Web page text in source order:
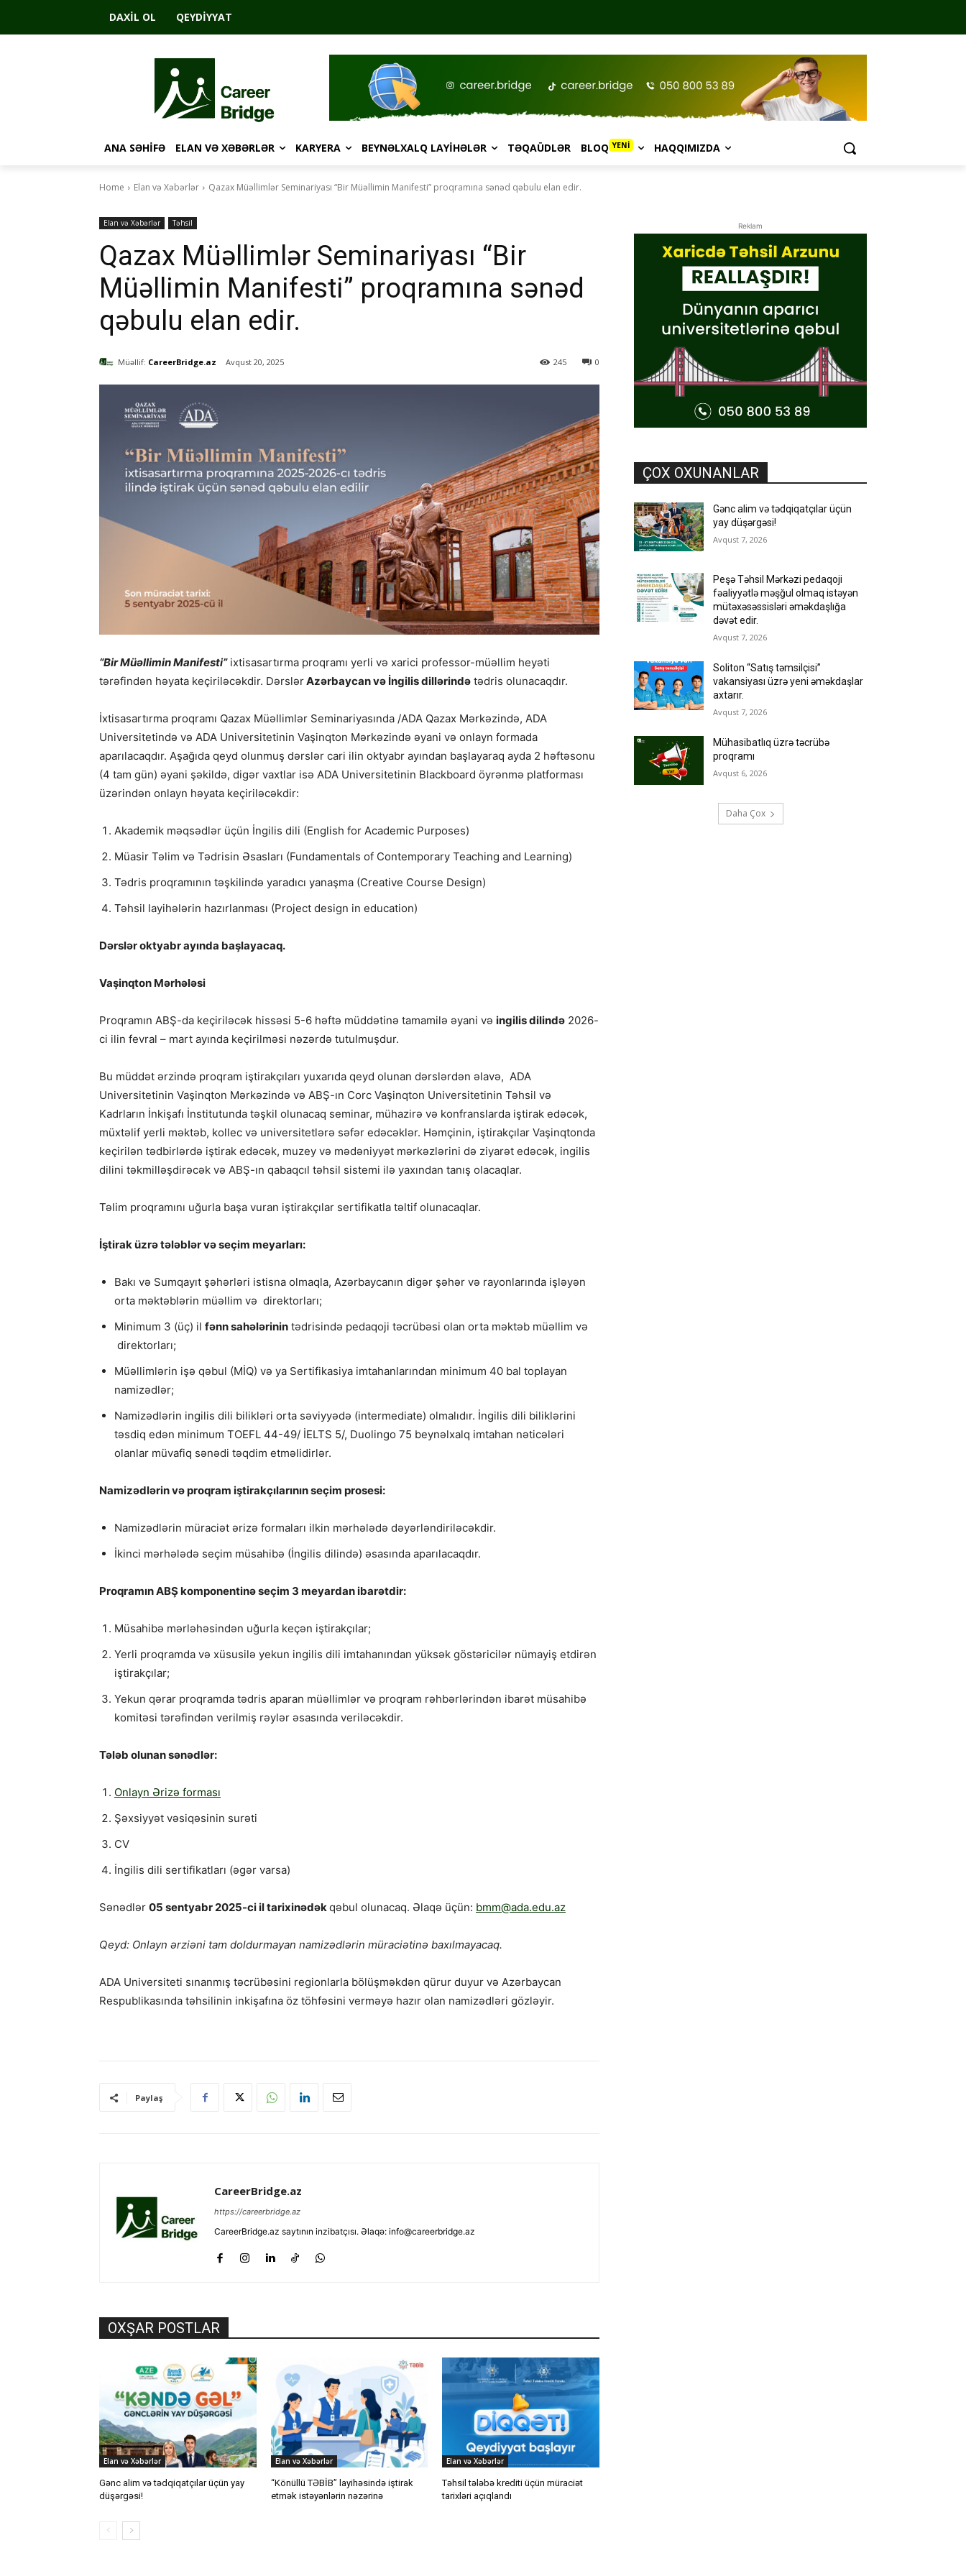
DAXIL OL QEYDIYYAT
ANA SƏHIFƏ ELAN VƏ XƏBƏRLƏR KARYERA BEYNƏLXALQ LAYIHƏLƏR TƏQAÜDLƏR BLOQ YENİ HAQQIMIZDA
Home Elan və Xəbərlər Qazax Müəllimlər Seminariyası “Bir Müəllimin Manifesti” proqramına sənəd qəbulu elan edir.
Elan və Xəbərlər Təhsil
Qazax Müəllimlər Seminariyası “Bir
Müəllimin Manifesti” proqramına sənəd
qəbulu elan edir.
Müəllif: CareerBridge.az Avqust 20, 2025 0
245
“Bir Müəllimin Manifesti”ixtisasartırma proqramı yerli və xarici professor-müəllim heyəti
tərəfindən həyata keçiriləcəkdir. DərslərAzərbaycan və İngilis dillərində tədris olunacaqdır.
İxtisasartırma proqramı Qazax Müəllimlər Seminariyasında /ADA Qazax Mərkəzində, ADA
Universitetində və ADA Universitetinin Vaşinqton Mərkəzində əyani və onlayn formada
aparılacaqdır. Aşağıda qeyd olunmuş dərslər cari ilin oktyabr ayından başlayaraq ayda 2 həftəsonu
(4 tam gün) əyani şəkildə, digər vaxtlar isə ADA Universitetinin Blackboard öyrənmə platforması
üzərindən onlayn həyata keçiriləcəkdir:
Akademik məqsədlər üçün İngilis dili (English for Academic Purposes)
Müasir Təlim və Tədrisin Əsasları (Fundamentals of Contemporary Teaching and Learning)
Tədris proqramının təşkilində yaradıcı yanaşma (Creative Course Design)
Təhsil layihələrin hazırlanması (Project design in education)
Dərslər oktyabr ayında başlayacaq.
Vaşinqton Mərhələsi
Proqramın ABŞ-da keçiriləcək hissəsi 5-6 həftə müddətinə tamamilə əyani və ingilis dilində 2026-
ci ilin fevral – mart ayında keçirilməsi nəzərdə tutulmuşdur.
Bu müddət ərzində proqram iştirakçıları yuxarıda qeyd olunan dərslərdən əlavə, ADA
Universitetinin Vaşinqton Mərkəzində və ABŞ-ın Corc Vaşinqton Universitetinin Təhsil və
Kadrların İnkişafı İnstitutunda təşkil olunacaq seminar, mühazirə və konfranslarda iştirak edəcək,
müxtəlif yerli məktəb, kollec və universitetlərə səfər edəcəklər. Həmçinin, iştirakçılar Vaşinqtonda
keçirilən tədbirlərdə iştirak edəcək, muzey və mədəniyyət mərkəzlərini də ziyarət edəcək, ingilis
dilini təkmilləşdirəcək və ABŞ-ın qabaqcıl təhsil sistemi ilə yaxından tanış olacaqlar.
Təlim proqramını uğurla başa vuran iştirakçılar sertifikatla təltif olunacaqlar.
İştirak üzrə tələblər və seçim meyarları:
Bakı və Sumqayıt şəhərləri istisna olmaqla, Azərbaycanın digər şəhər və rayonlarında işləyən
orta məktəblərin müəllim və direktorları;
Minimum 3 (üç) il fənn sahələrinin tədrisində pedaqoji təcrübəsi olan orta məktəb müəllim və
direktorları;
Müəllimlərin işə qəbul (MİQ) və ya Sertifikasiya imtahanlarından minimum 40 bal toplayan
namizədlər;
Namizədlərin ingilis dili bilikləri orta səviyyədə (intermediate) olmalıdır. İngilis dili biliklərini
təsdiq edən minimum TOEFL 44-49/ İELTS 5/, Duolingo 75 beynəlxalq imtahan nəticələri
olanlar müvafiq sənədi təqdim etməlidirlər.
Namizədlərin və proqram iştirakçılarının seçim prosesi:
Namizədlərin müraciət ərizə formaları ilkin mərhələdə dəyərləndiriləcəkdir.
İkinci mərhələdə seçim müsahibə (İngilis dilində) əsasında aparılacaqdır.
Proqramın ABŞ komponentinə seçim 3 meyardan ibarətdir:
Müsahibə mərləhəsindən uğurla keçən iştirakçılar;
Yerli proqramda və xüsusilə yekun ingilis dili imtahanından yüksək göstəricilər nümayiş etdirən
iştirakçılar;
Yekun qərar proqramda tədris aparan müəllimlər və proqram rəhbərlərindən ibarət müsahibə
komitəsi tərəfindən verilmiş rəylər əsasında veriləcəkdir.
Tələb olunan sənədlər:
Onlayn Ərizə forması
Şəxsiyyət vəsiqəsinin surəti
CV
İngilis dili sertifikatları (əgər varsa)
Sənədlər 05 sentyabr 2025-ci il tarixinədəkqəbul olunacaq. Əlaqə üçün: bmm@ada.edu.az
Qeyd: Onlayn ərziəni tam doldurmayan namizədlərin müraciətinə baxılmayacaq.
ADA Universiteti sınanmış təcrübəsini regionlarla bölüşməkdən qürur duyur və Azərbaycan
Respublikasında təhsilinin inkişafına öz töhfəsini verməyə hazır olan namizədləri gözləyir.
Paylaş
CareerBridge.az
https://careerbridge.az
CareerBridge.az saytının inzibatçısı. Əlaqə: info@careerbridge.az
OXŞAR POSTLAR
Elan və Xəbərlər
Gənc alim və tədqiqatçılar üçün yay
düşərgəsi!
Elan və Xəbərlər
“Könüllü TƏBİB” layihəsində iştirak
etmək istəyənlərin nəzərinə
Elan və Xəbərlər
Təhsil tələbə krediti üçün müraciət
tarixləri açıqlandı
Reklam
ÇOX OXUNANLAR
Gənc alim və tədqiqatçılar üçün
yay düşərgəsi!
Avqust 7, 2026
Peşə Təhsil Mərkəzi pedaqoji
fəaliyyətlə məşğul olmaq istəyən
mütəxəsəssisləri əməkdaşlığa
dəvət edir.
Avqust 7, 2026
Soliton “Satış təmsilçisi”
vakansiyası üzrə yeni əməkdaşlar
axtarır.
Avqust 7, 2026
Mühasibatlıq üzrə təcrübə
proqramı
Avqust 6, 2026
Daha Çox